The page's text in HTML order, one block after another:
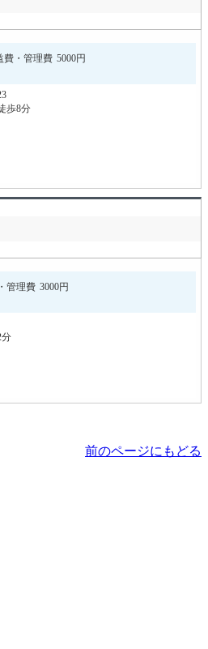
費・管理費 5000円
歩8分
管理費 3000円
前のページにもどる